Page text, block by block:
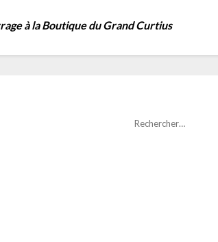
à la Boutique du Grand Curtius